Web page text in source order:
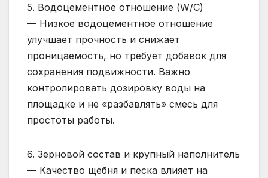
5. Водоцементное отношение (W/C)
— Низкое водоцементное отношение
улучшает прочность и снижает
проницаемость, но требует добавок для
сохранения подвижности. Важно
контролировать дозировку воды на
площадке и не «разбавлять» смесь для
простоты работы.
6. Зерновой состав и крупный наполнитель
— Качество щебня и песка влияет на